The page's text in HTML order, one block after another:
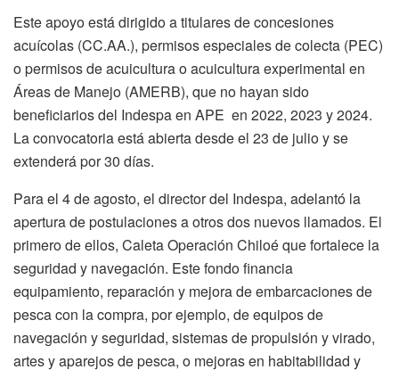
Este apoyo está dirigido a titulares de concesiones
acuícolas (CC.AA.), permisos especiales de colecta (PEC)
o permisos de acuicultura o acuicultura experimental en
Áreas de Manejo (AMERB), que no hayan sido
beneficiarios del Indespa en APE en 2022, 2023 y 2024.
La convocatoria está abierta desde el 23 de julio y se
extenderá por 30 días.
Para el 4 de agosto, el director del Indespa, adelantó la
apertura de postulaciones a otros dos nuevos llamados. El
primero de ellos, Caleta Operación Chiloé que fortalece la
seguridad y navegación. Este fondo financia
equipamiento, reparación y mejora de embarcaciones de
pesca con la compra, por ejemplo, de equipos de
navegación y seguridad, sistemas de propulsión y virado,
artes y aparejos de pesca, o mejoras en habitabilidad y